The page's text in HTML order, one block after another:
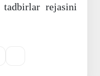
rejasini